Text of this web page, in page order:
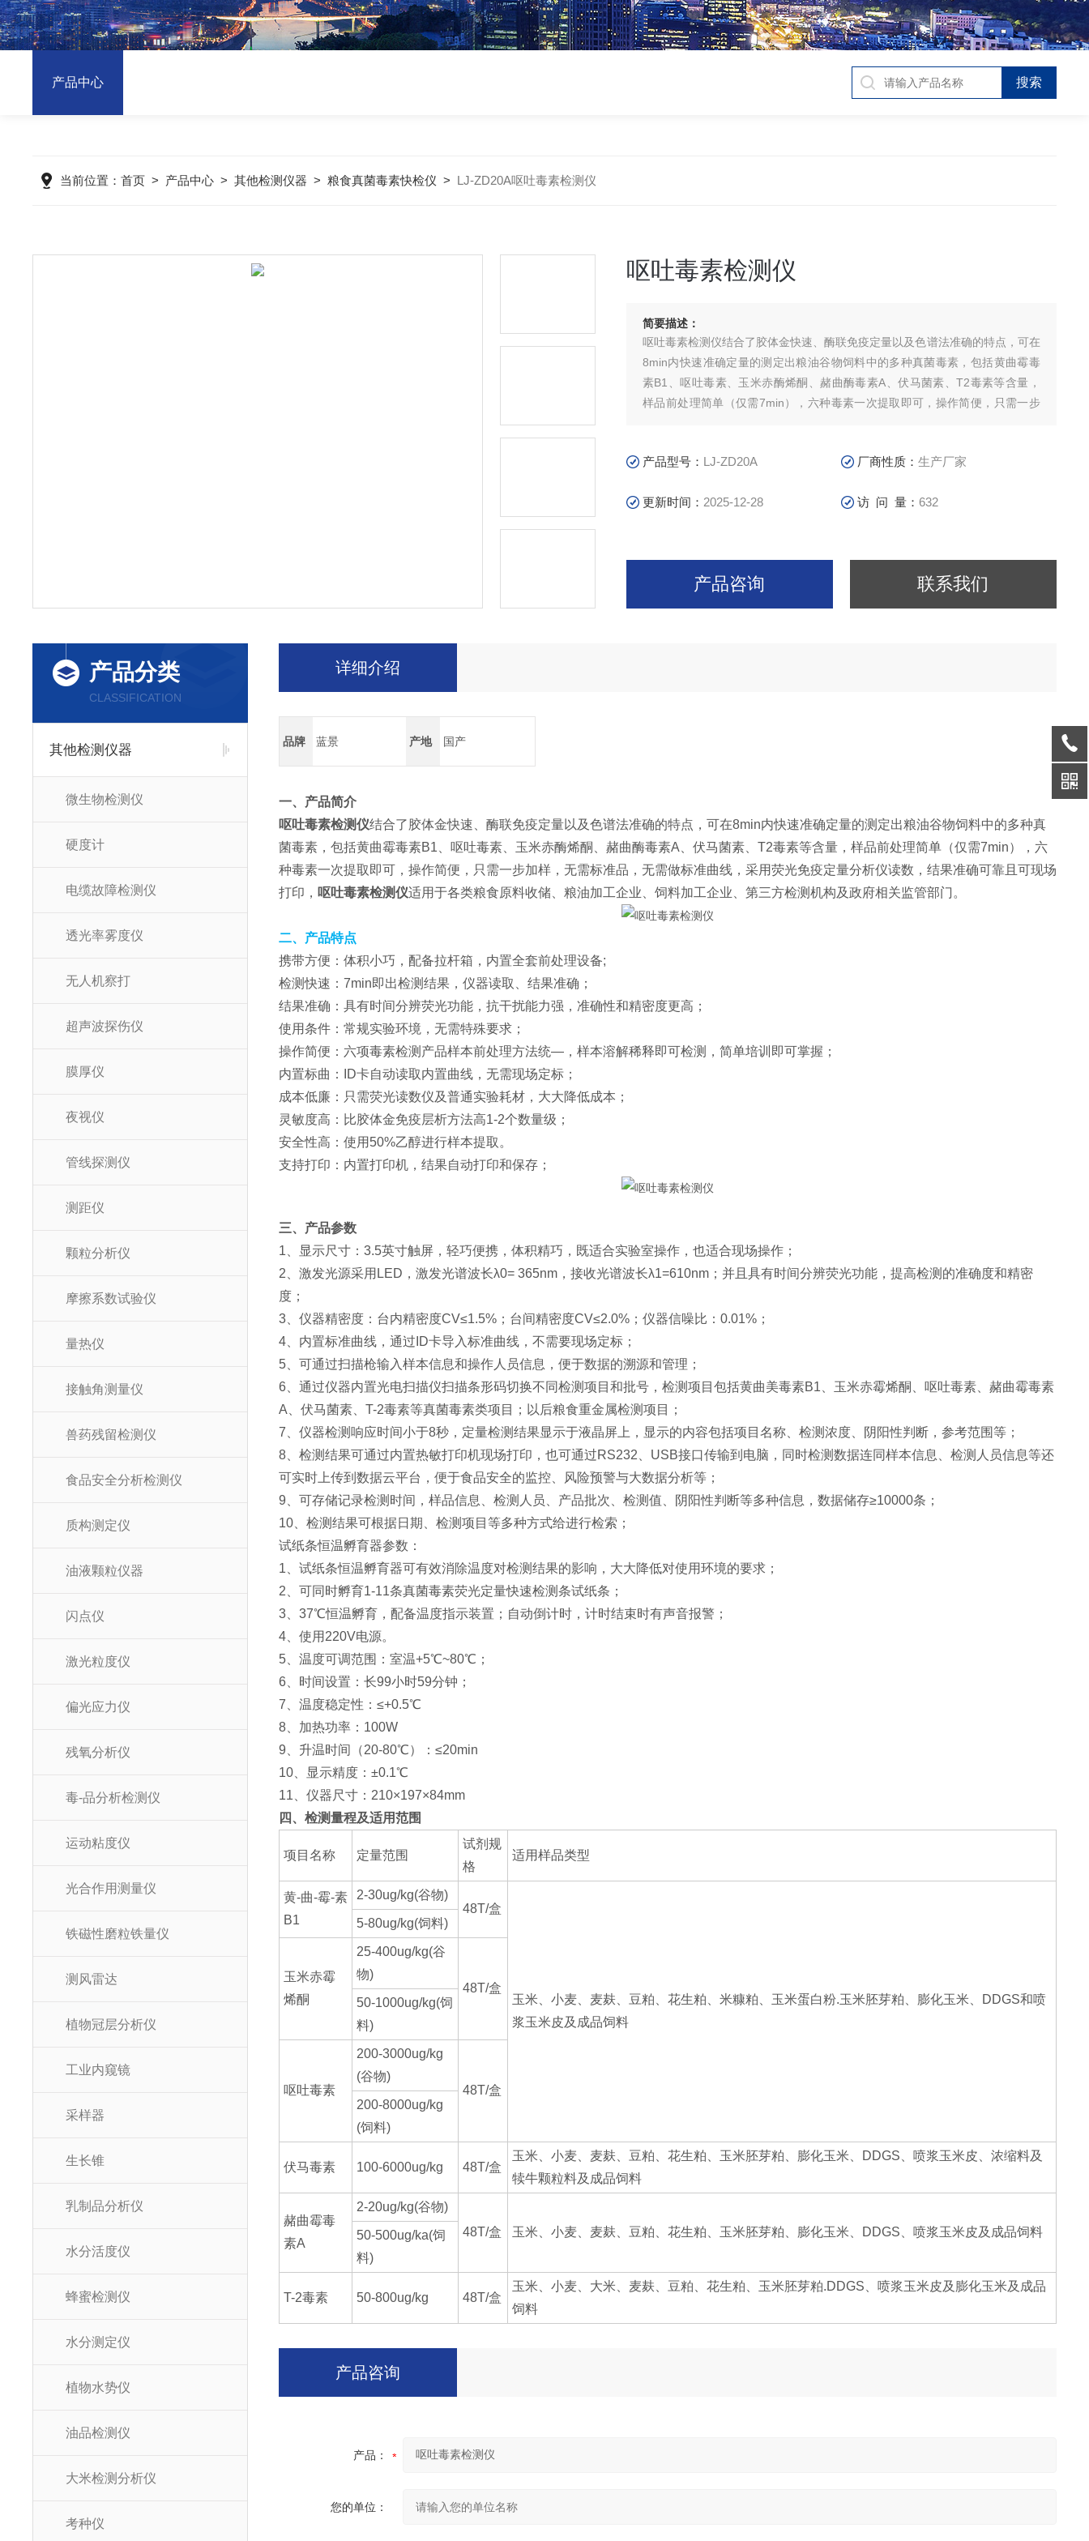
产品中心
当前位置：首页 > 产品中心 >其他检测仪器 >粮食真菌毒素快检仪 > LJ-ZD20A呕吐毒素检测仪
呕吐毒素检测仪
简要描述：
呕吐毒素检测仪结合了胶体金快速、酶联免疫定量以及色谱法准确的特点，可在
8min内快速准确定量的测定出粮油谷物饲料中的多种真菌毒素，包括黄曲霉毒
素B1、呕吐毒素、玉米赤酶烯酮、赭曲酶毒素A、伏马菌素、T2毒素等含量，
样品前处理简单（仅需7min），六种毒素一次提取即可，操作简便，只需一步
产品型号： LJ-ZD20A 厂商性质：生产厂家
更新时间： 2025-12-28 访 问 量：632
产品咨询 联系我们
产品分类
CLASSIFICATION
其他检测仪器
微生物检测仪
硬度计
电缆故障检测仪
透光率雾度仪
无人机察打
超声波探伤仪
膜厚仪
夜视仪
管线探测仪
测距仪
颗粒分析仪
摩擦系数试验仪
量热仪
接触角测量仪
兽药残留检测仪
食品安全分析检测仪
质构测定仪
油液颗粒仪器
闪点仪
激光粒度仪
偏光应力仪
残氧分析仪
毒-品分析检测仪
运动粘度仪
光合作用测量仪
铁磁性磨粒铁量仪
测风雷达
植物冠层分析仪
工业内窥镜
采样器
生长锥
乳制品分析仪
水分活度仪
蜂蜜检测仪
水分测定仪
植物水势仪
油品检测仪
大米检测分析仪
考种仪
详细介绍
品牌 蓝景 产地 国产
一、产品简介
呕吐毒素检测仪结合了胶体金快速、酶联免疫定量以及色谱法准确的特点，可在8min内快速准确定量的测定出粮油谷物饲料中的多种真
菌毒素，包括黄曲霉毒素B1、呕吐毒素、玉米赤酶烯酮、赭曲酶毒素A、伏马菌素、T2毒素等含量，样品前处理简单（仅需7min），六
种毒素一次提取即可，操作简便，只需一步加样，无需标准品，无需做标准曲线，采用荧光免疫定量分析仪读数，结果准确可靠且可现场
打印， 呕吐毒素检测仪适用于各类粮食原料收储、粮油加工企业、饲料加工企业、第三方检测机构及政府相关监管部门。
二、产品特点
携带方便：体积小巧，配备拉杆箱，内置全套前处理设备;
检测快速：7min即出检测结果，仪器读取、结果准确；
结果准确：具有时间分辨荧光功能，抗干扰能力强，准确性和精密度更高；
使用条件：常规实验环境，无需特殊要求；
操作简便：六项毒素检测产品样本前处理方法统—，样本溶解稀释即可检测，简单培训即可掌握；
内置标曲：ID卡自动读取内置曲线，无需现场定标；
成本低廉：只需荧光读数仪及普通实验耗材，大大降低成本；
灵敏度高：比胶体金免疫层析方法高1-2个数量级；
安全性高：使用50%乙醇进行样本提取。
支持打印：内置打印机，结果自动打印和保存；
三、产品参数
1、显示尺寸：3.5英寸触屏，轻巧便携，体积精巧，既适合实验室操作，也适合现场操作；
2、激发光源采用LED，激发光谱波长λ0= 365nm，接收光谱波长λ1=610nm；并且具有时间分辨荧光功能，提高检测的准确度和精密
度；
3、仪器精密度：台内精密度CV≤1.5%；台间精密度CV≤2.0%；仪器信噪比：0.01%；
4、内置标准曲线，通过ID卡导入标准曲线，不需要现场定标；
5、可通过扫描枪输入样本信息和操作人员信息，便于数据的溯源和管理；
6、通过仪器内置光电扫描仪扫描条形码切换不同检测项目和批号，检测项目包括黄曲美毒素B1、玉米赤霉烯酮、呕吐毒素、赭曲霉毒素
A、伏马菌素、T-2毒素等真菌毒素类项目；以后粮食重金属检测项目；
7、仪器检测响应时间小于8秒，定量检测结果显示于液晶屏上，显示的内容包括项目名称、检测浓度、阴阳性判断，参考范围等；
8、检测结果可通过内置热敏打印机现场打印，也可通过RS232、USB接口传输到电脑，同时检测数据连同样本信息、检测人员信息等还
可实时上传到数据云平台，便于食品安全的监控、风险预警与大数据分析等；
9、可存储记录检测时间，样品信息、检测人员、产品批次、检测值、阴阳性判断等多种信息，数据储存≥10000条；
10、检测结果可根据日期、检测项目等多种方式给进行检索；
试纸条恒温孵育器参数：
1、试纸条恒温孵育器可有效消除温度对检测结果的影响，大大降低对使用环境的要求；
2、可同时孵育1-11条真菌毒素荧光定量快速检测条试纸条；
3、37℃恒温孵育，配备温度指示装置；自动倒计时，计时结束时有声音报警；
4、使用220V电源。
5、温度可调范围：室温+5℃~80℃；
6、时间设置：长99小时59分钟；
7、温度稳定性：≤+0.5℃
8、加热功率：100W
9、升温时间（20-80℃）：≤20min
10、显示精度：±0.1℃
11、仪器尺寸：210×197×84mm
四、检测量程及适用范围
项目名称 定量范围
试剂规
格
适用样品类型
黄-曲-霉-素
B1
2-30ug/kg(谷物)
48T/盒
玉米、小麦、麦麸、豆粕、花生粕、米糠粕、玉米蛋白粉.玉米胚芽粕、膨化玉米、DDGS和喷
浆玉米皮及成品饲料
5-80ug/kg(饲料)
玉米赤霉
烯酮
25-400ug/kg(谷
物)
48T/盒
50-1000ug/kg(饲
料)
呕吐毒素
200-3000ug/kg
(谷物)
48T/盒
200-8000ug/kg
(饲料)
伏马毒素 100-6000ug/kg 48T/盒
玉米、小麦、麦麸、豆粕、花生粕、玉米胚芽粕、膨化玉米、DDGS、喷浆玉米皮、浓缩料及
犊牛颗粒料及成品饲料
赭曲霉毒
素A
2-20ug/kg(谷物)
48T/盒
玉米、小麦、麦麸、豆粕、花生粕、玉米胚芽粕、膨化玉米、DDGS、喷浆玉米皮及成品饲料
50-500ug/ka(饲
料)
T-2毒素 50-800ug/kg 48T/盒
玉米、小麦、大米、麦麸、豆粕、花生粕、玉米胚芽粕.DDGS、喷浆玉米皮及膨化玉米及成品
饲料
产品咨询
产品：
您的单位：